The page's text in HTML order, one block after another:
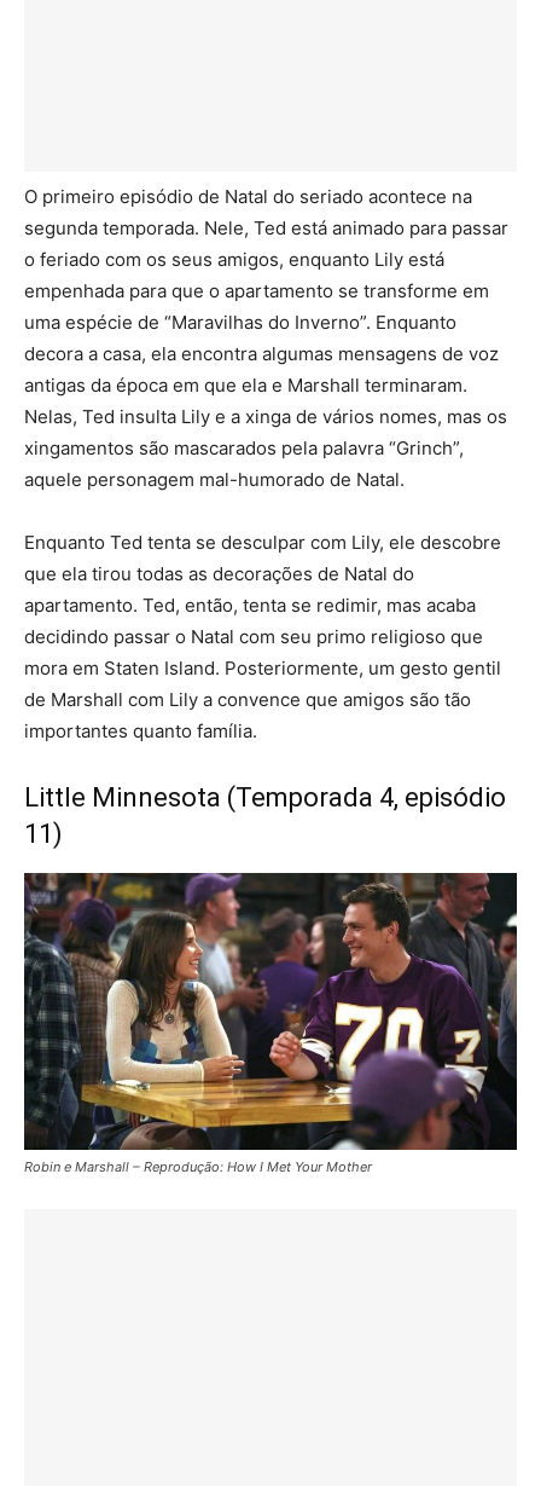
O primeiro episódio de Natal do seriado acontece na
segunda temporada. Nele, Ted está animado para passar
o feriado com os seus amigos, enquanto Lily está
empenhada para que o apartamento se transforme em
uma espécie de “Maravilhas do Inverno”. Enquanto
decora a casa, ela encontra algumas mensagens de voz
antigas da época em que ela e Marshall terminaram.
Nelas, Ted insulta Lily e a xinga de vários nomes, mas os
xingamentos são mascarados pela palavra “Grinch”,
aquele personagem mal-humorado de Natal.
Enquanto Ted tenta se desculpar com Lily, ele descobre
que ela tirou todas as decorações de Natal do
apartamento. Ted, então, tenta se redimir, mas acaba
decidindo passar o Natal com seu primo religioso que
mora em Staten Island. Posteriormente, um gesto gentil
de Marshall com Lily a convence que amigos são tão
importantes quanto família.
Little Minnesota (Temporada 4, episódio
11)
Robin e Marshall – Reprodução: How I Met Your Mother